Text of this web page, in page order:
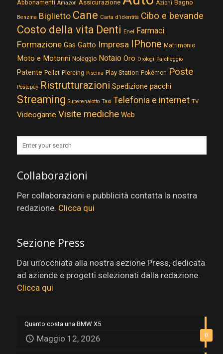
Abbonamenti Amazon Assicurazione Azioni Bagno
Benzina Biglietto Cane Carta d'identità Cibo e bevande
Costo della vita Denti Enel Farmaci
Formazione Gas Gatto Impresa IPhone Matrimonio
Moto e Motorini Noleggio Notaio Oro Orologi Parcheggio
Patente Pellet Piercing Piscina Play Station Pokémon Poste
Postepay Ristrutturazioni Spedizione pacchi
Streaming Superenalotto Taxi Telefonia e internet TV
Videogame Visite mediche Web
Collaborazioni
Per collaborazioni e pubblicità contatta la nostra
redazione. Clicca qui
Sezione Press
Dai un’occhiata alla nostra sezione Press, dedicata
ad aziende e progetti selezionati dalla redazione.
Clicca qui
0
Quanto costa una BMW X5
Maggio 12, 2026